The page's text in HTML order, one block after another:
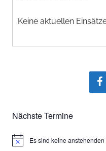
Keine aktuellen
Nächste Termine
HinweisEs sind keine